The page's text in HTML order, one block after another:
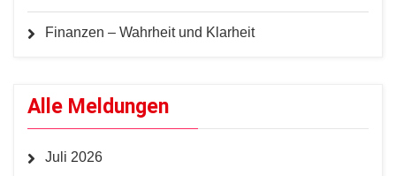
Finanzen – Wahrheit und Klarheit
Alle Meldungen
Juli 2026